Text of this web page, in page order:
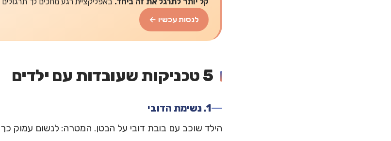
לנסות עכשיו ←
5 טכניקות שעובדות עם ילדים
1. נשימת הדובי
הילד שוכב עם בובת דובי על הבטן. המטרה: לנשום עמוק